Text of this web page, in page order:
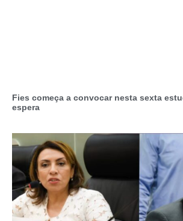
Fies começa a convocar nesta sexta
espera